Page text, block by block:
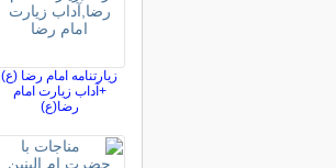
زیارتنامه امام رضا (ع)
+آداب زیارت امام
رضا(ع)